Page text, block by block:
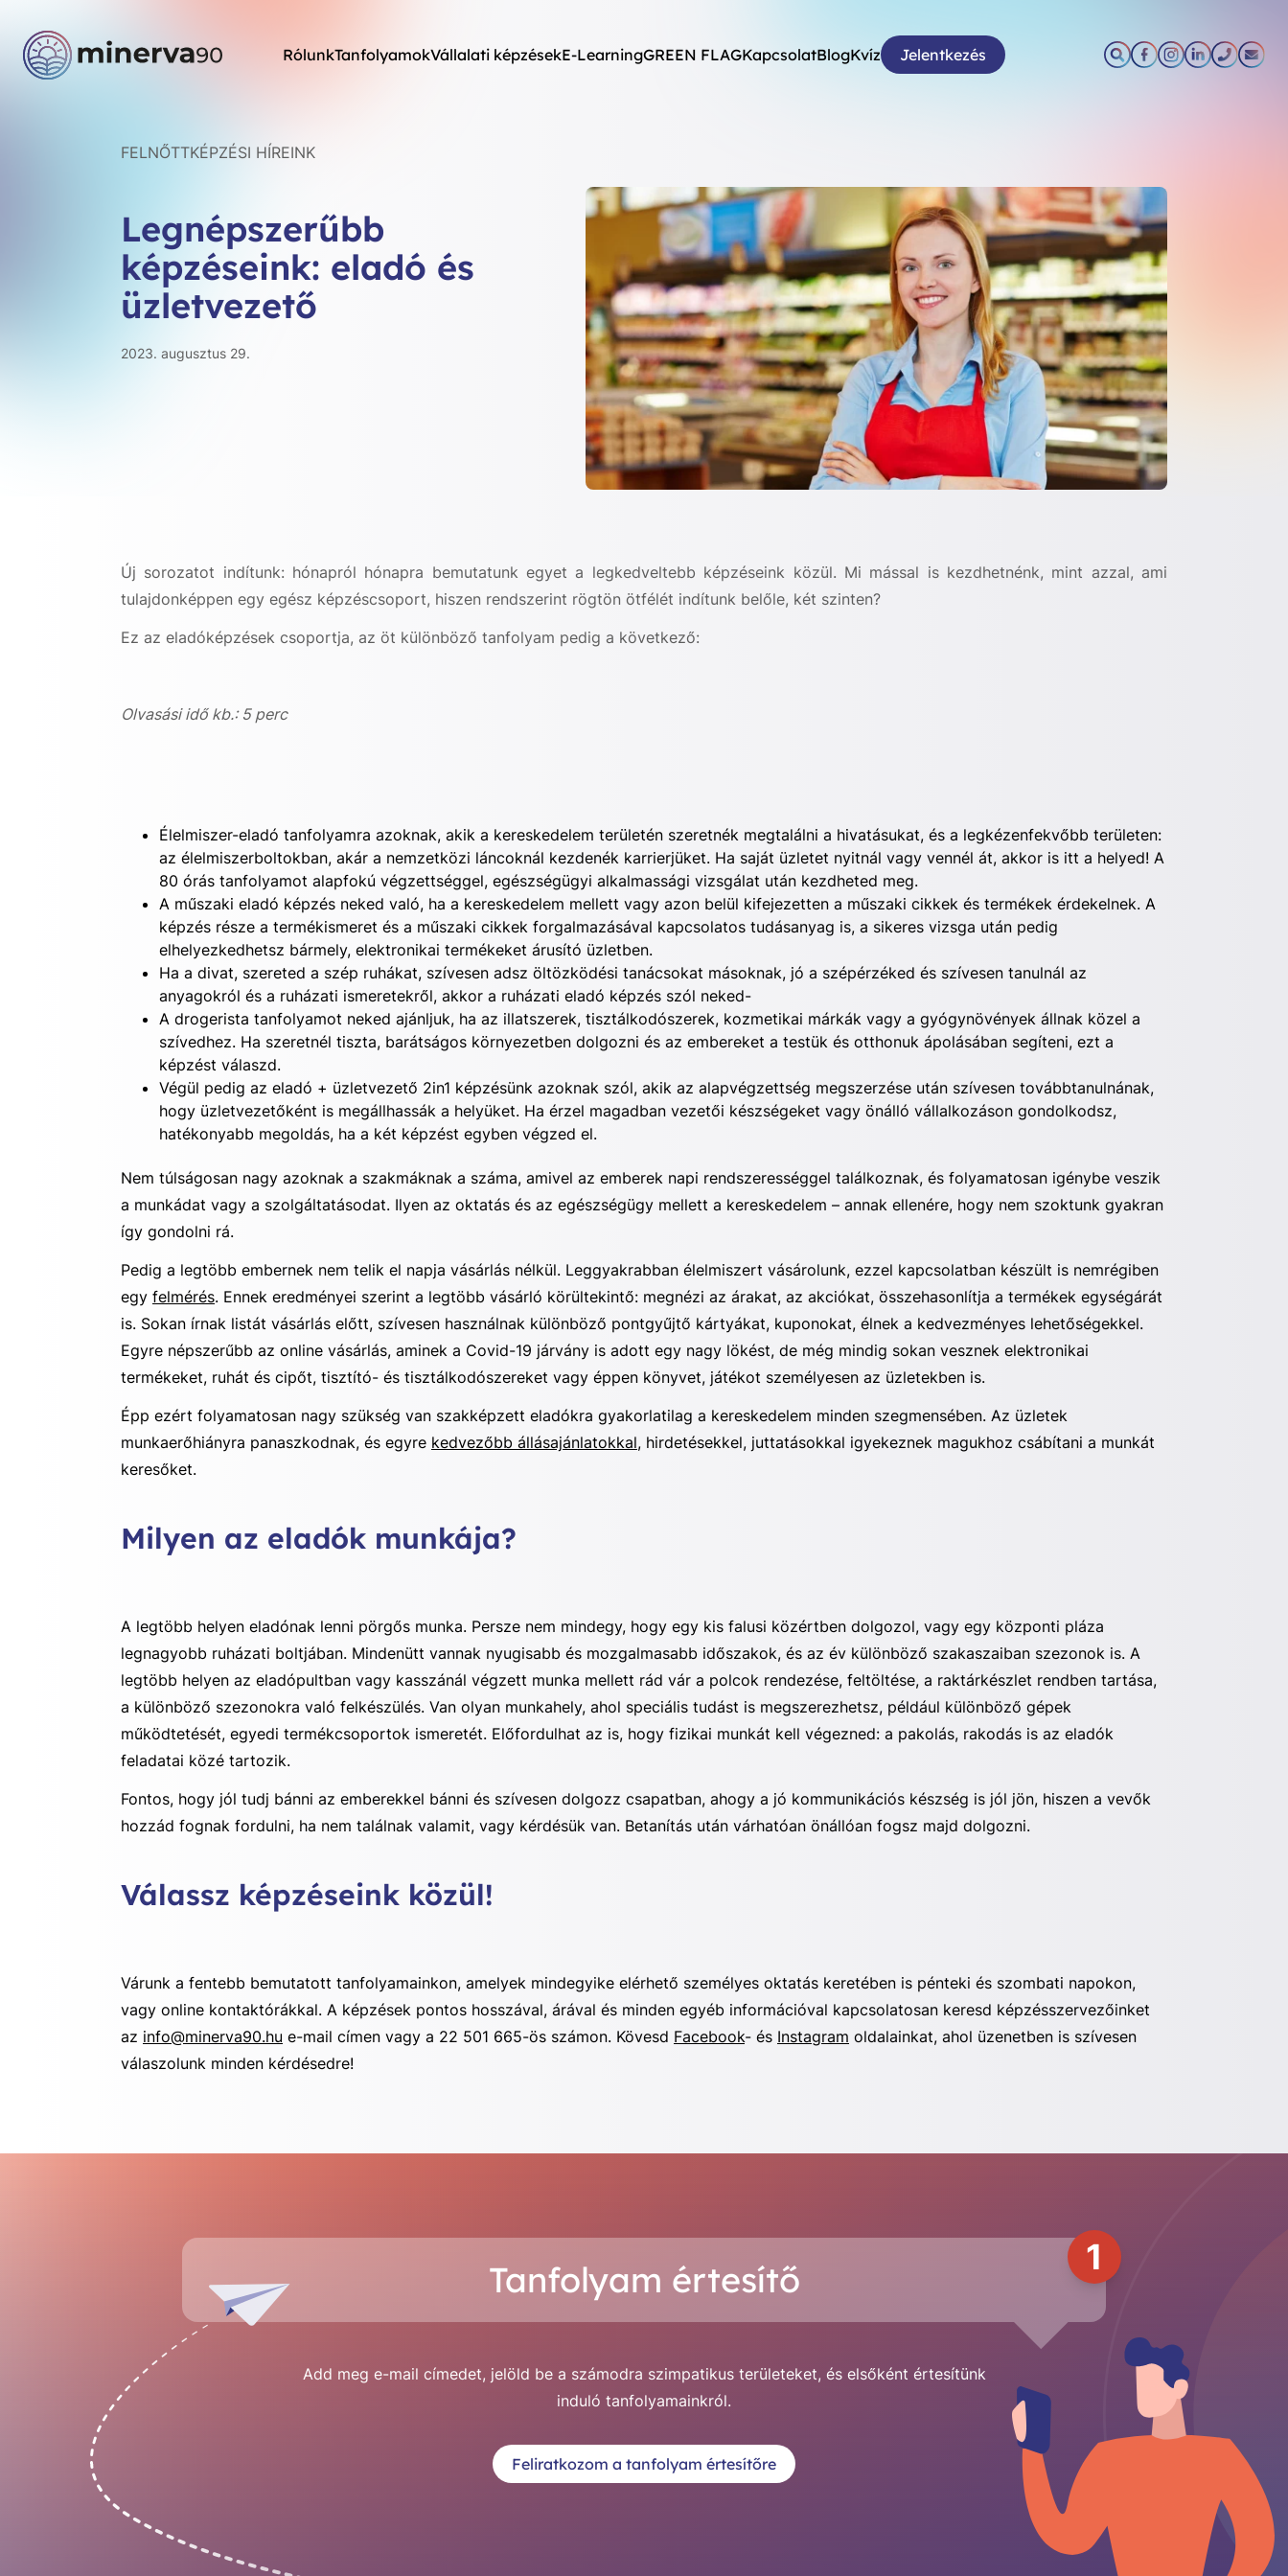
RólunkTanfolyamokVállalati képzésekE-LearningGREEN FLAGKapcsolatBlogKvíz Jelentkezés
FELNŐTTKÉPZÉSI HÍREINK
Legnépszerűbb
képzéseink: eladó és
üzletvezető
2023. augusztus 29.
Új sorozatot indítunk: hónapról hónapra bemutatunk egyet a legkedveltebb képzéseink közül. Mi mással is kezdhetnénk, mint azzal, ami
tulajdonképpen egy egész képzéscsoport, hiszen rendszerint rögtön ötfélét indítunk belőle, két szinten?
Ez az eladóképzések csoportja, az öt különböző tanfolyam pedig a következő:
Olvasási idő kb.: 5 perc
Élelmiszer-eladó tanfolyamra azoknak, akik a kereskedelem területén szeretnék megtalálni a hivatásukat, és a legkézenfekvőbb területen:
az élelmiszerboltokban, akár a nemzetközi láncoknál kezdenék karrierjüket. Ha saját üzletet nyitnál vagy vennél át, akkor is itt a helyed! A
80 órás tanfolyamot alapfokú végzettséggel, egészségügyi alkalmassági vizsgálat után kezdheted meg.
A műszaki eladó képzés neked való, ha a kereskedelem mellett vagy azon belül kifejezetten a műszaki cikkek és termékek érdekelnek. A
képzés része a termékismeret és a műszaki cikkek forgalmazásával kapcsolatos tudásanyag is, a sikeres vizsga után pedig
elhelyezkedhetsz bármely, elektronikai termékeket árusító üzletben.
Ha a divat, szereted a szép ruhákat, szívesen adsz öltözködési tanácsokat másoknak, jó a szépérzéked és szívesen tanulnál az
anyagokról és a ruházati ismeretekről, akkor a ruházati eladó képzés szól neked-
A drogerista tanfolyamot neked ajánljuk, ha az illatszerek, tisztálkodószerek, kozmetikai márkák vagy a gyógynövények állnak közel a
szívedhez. Ha szeretnél tiszta, barátságos környezetben dolgozni és az embereket a testük és otthonuk ápolásában segíteni, ezt a
képzést válaszd.
Végül pedig az eladó + üzletvezető 2in1 képzésünk azoknak szól, akik az alapvégzettség megszerzése után szívesen továbbtanulnának,
hogy üzletvezetőként is megállhassák a helyüket. Ha érzel magadban vezetői készségeket vagy önálló vállalkozáson gondolkodsz,
hatékonyabb megoldás, ha a két képzést egyben végzed el.
Nem túlságosan nagy azoknak a szakmáknak a száma, amivel az emberek napi rendszerességgel találkoznak, és folyamatosan igénybe veszik
a munkádat vagy a szolgáltatásodat. Ilyen az oktatás és az egészségügy mellett a kereskedelem – annak ellenére, hogy nem szoktunk gyakran
így gondolni rá.
Pedig a legtöbb embernek nem telik el napja vásárlás nélkül. Leggyakrabban élelmiszert vásárolunk, ezzel kapcsolatban készült is nemrégiben
egy felmérés. Ennek eredményei szerint a legtöbb vásárló körültekintő: megnézi az árakat, az akciókat, összehasonlítja a termékek egységárát
is. Sokan írnak listát vásárlás előtt, szívesen használnak különböző pontgyűjtő kártyákat, kuponokat, élnek a kedvezményes lehetőségekkel.
Egyre népszerűbb az online vásárlás, aminek a Covid-19 járvány is adott egy nagy lökést, de még mindig sokan vesznek elektronikai
termékeket, ruhát és cipőt, tisztító- és tisztálkodószereket vagy éppen könyvet, játékot személyesen az üzletekben is.
Épp ezért folyamatosan nagy szükség van szakképzett eladókra gyakorlatilag a kereskedelem minden szegmensében. Az üzletek
munkaerőhiányra panaszkodnak, és egyre kedvezőbb állásajánlatokkal, hirdetésekkel, juttatásokkal igyekeznek magukhoz csábítani a munkát
keresőket.
Milyen az eladók munkája?
A legtöbb helyen eladónak lenni pörgős munka. Persze nem mindegy, hogy egy kis falusi közértben dolgozol, vagy egy központi pláza
legnagyobb ruházati boltjában. Mindenütt vannak nyugisabb és mozgalmasabb időszakok, és az év különböző szakaszaiban szezonok is. A
legtöbb helyen az eladópultban vagy kasszánál végzett munka mellett rád vár a polcok rendezése, feltöltése, a raktárkészlet rendben tartása,
a különböző szezonokra való felkészülés. Van olyan munkahely, ahol speciális tudást is megszerezhetsz, például különböző gépek
működtetését, egyedi termékcsoportok ismeretét. Előfordulhat az is, hogy fizikai munkát kell végezned: a pakolás, rakodás is az eladók
feladatai közé tartozik.
Fontos, hogy jól tudj bánni az emberekkel bánni és szívesen dolgozz csapatban, ahogy a jó kommunikációs készség is jól jön, hiszen a vevők
hozzád fognak fordulni, ha nem találnak valamit, vagy kérdésük van. Betanítás után várhatóan önállóan fogsz majd dolgozni.
Válassz képzéseink közül!
Várunk a fentebb bemutatott tanfolyamainkon, amelyek mindegyike elérhető személyes oktatás keretében is pénteki és szombati napokon,
vagy online kontaktórákkal. A képzések pontos hosszával, árával és minden egyéb információval kapcsolatosan keresd képzésszervezőinket
az info@minerva90.hu e-mail címen vagy a 22 501 665-ös számon. Kövesd Facebook- és Instagram oldalainkat, ahol üzenetben is szívesen
válaszolunk minden kérdésedre!
Tanfolyam értesítő
1
Add meg e-mail címedet, jelöld be a számodra szimpatikus területeket, és elsőként értesítünk
induló tanfolyamainkról.
Feliratkozom a tanfolyam értesítőre